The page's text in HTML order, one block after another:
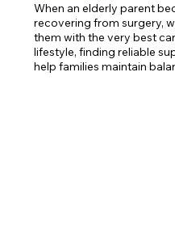
When an elderly parent
recovering from surgery,
them with the very best
lifestyle, finding reliable
help families maintain